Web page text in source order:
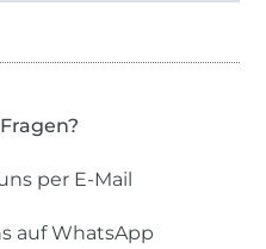
per E-Mail
auf WhatsApp